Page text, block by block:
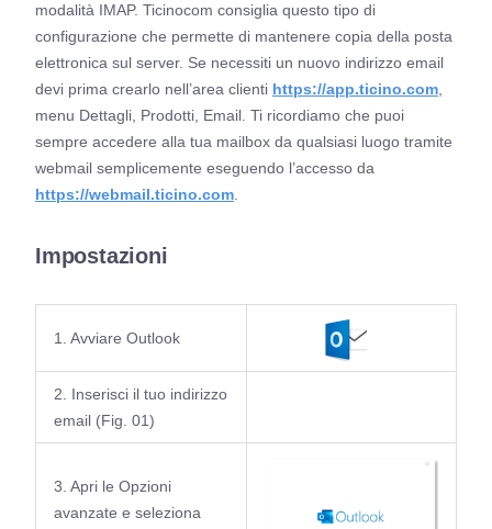
modalità IMAP. Ticinocom consiglia questo tipo di
configurazione che permette di mantenere copia della posta
elettronica sul server. Se necessiti un nuovo indirizzo email
devi prima crearlo nell’area clienti https://app.ticino.com
menu Dettagli, Prodotti, Email. Ti ricordiamo che puoi
sempre accedere alla tua mailbox da qualsiasi luogo tramite
webmail semplicemente eseguendo l’accesso da
https://webmail.ticino.com
Impostazioni
1. Avviare Outlook
2. Inserisci il tuo indirizzo
email (Fig. 01)
3. Apri le Opzioni
avanzate e seleziona